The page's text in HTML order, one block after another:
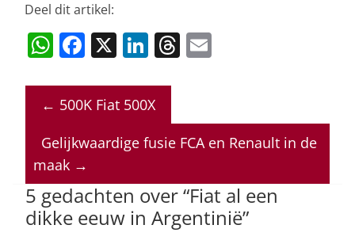
Deel dit artikel:
W
at
s
A
p
p
F
c
e
b
o
o
k
X Li
k
e
dI
T
a
d
l
← 500K Fiat 500X
Gelijkwaardige fusie FCA en Renault in de
maak →
5 gedachten over “Fiat al een
dikke eeuw in Argentinië”